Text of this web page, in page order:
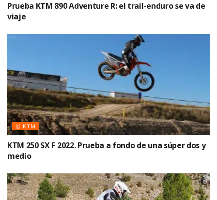
Prueba KTM 890 Adventure R: el trail-enduro se va de
viaje
🥇 KTM
KTM 250 SX F 2022. Prueba a fondo de una súper dos y
medio